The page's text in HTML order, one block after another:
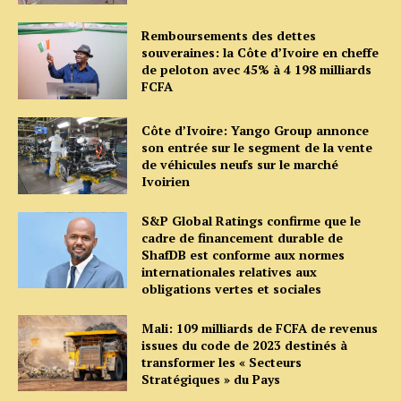
Remboursements des dettes
souveraines: la Côte d’Ivoire en cheffe
de peloton avec 45% à 4 198 milliards
FCFA
Côte d’Ivoire: Yango Group annonce
son entrée sur le segment de la vente
de véhicules neufs sur le marché
Ivoirien
S&P Global Ratings confirme que le
cadre de financement durable de
ShafDB est conforme aux normes
internationales relatives aux
obligations vertes et sociales
Mali: 109 milliards de FCFA de revenus
issues du code de 2023 destinés à
transformer les « Secteurs
Stratégiques » du Pays